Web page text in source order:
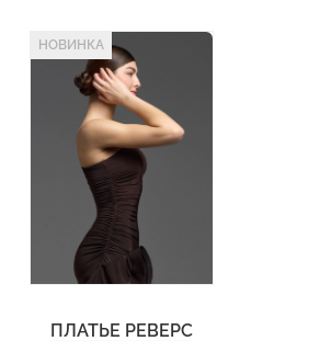
НОВИНКА
ПЛАТЬЕ РЕВЕРС